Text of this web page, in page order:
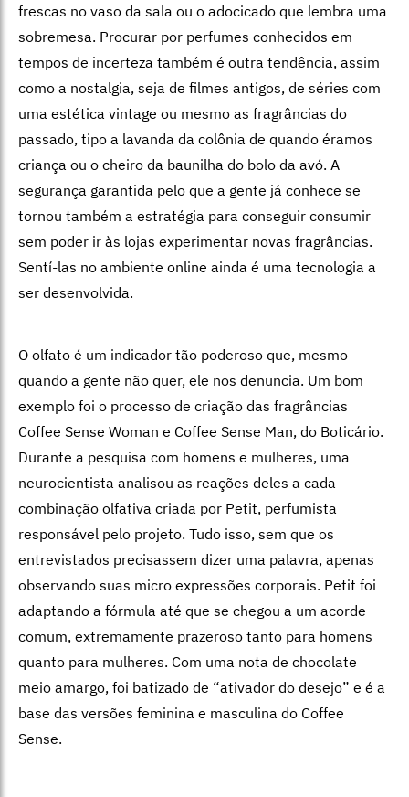
frescas no vaso da sala ou o adocicado que lembra uma
sobremesa. Procurar por perfumes conhecidos em
tempos de incerteza também é outra tendência, assim
como a nostalgia, seja de filmes antigos, de séries com
uma estética vintage ou mesmo as fragrâncias do
passado, tipo a lavanda da colônia de quando éramos
criança ou o cheiro da baunilha do bolo da avó. A
segurança garantida pelo que a gente já conhece se
tornou também a estratégia para conseguir consumir
sem poder ir às lojas experimentar novas fragrâncias.
Sentí-las no ambiente online ainda é uma tecnologia a
ser desenvolvida.
O olfato é um indicador tão poderoso que, mesmo
quando a gente não quer, ele nos denuncia. Um bom
exemplo foi o processo de criação das fragrâncias
Coffee Sense Woman e Coffee Sense Man, do Boticário.
Durante a pesquisa com homens e mulheres, uma
neurocientista analisou as reações deles a cada
combinação olfativa criada por Petit, perfumista
responsável pelo projeto. Tudo isso, sem que os
entrevistados precisassem dizer uma palavra, apenas
observando suas micro expressões corporais. Petit foi
adaptando a fórmula até que se chegou a um acorde
comum, extremamente prazeroso tanto para homens
quanto para mulheres. Com uma nota de chocolate
meio amargo, foi batizado de “ativador do desejo” e é a
base das versões feminina e masculina do Coffee
Sense.